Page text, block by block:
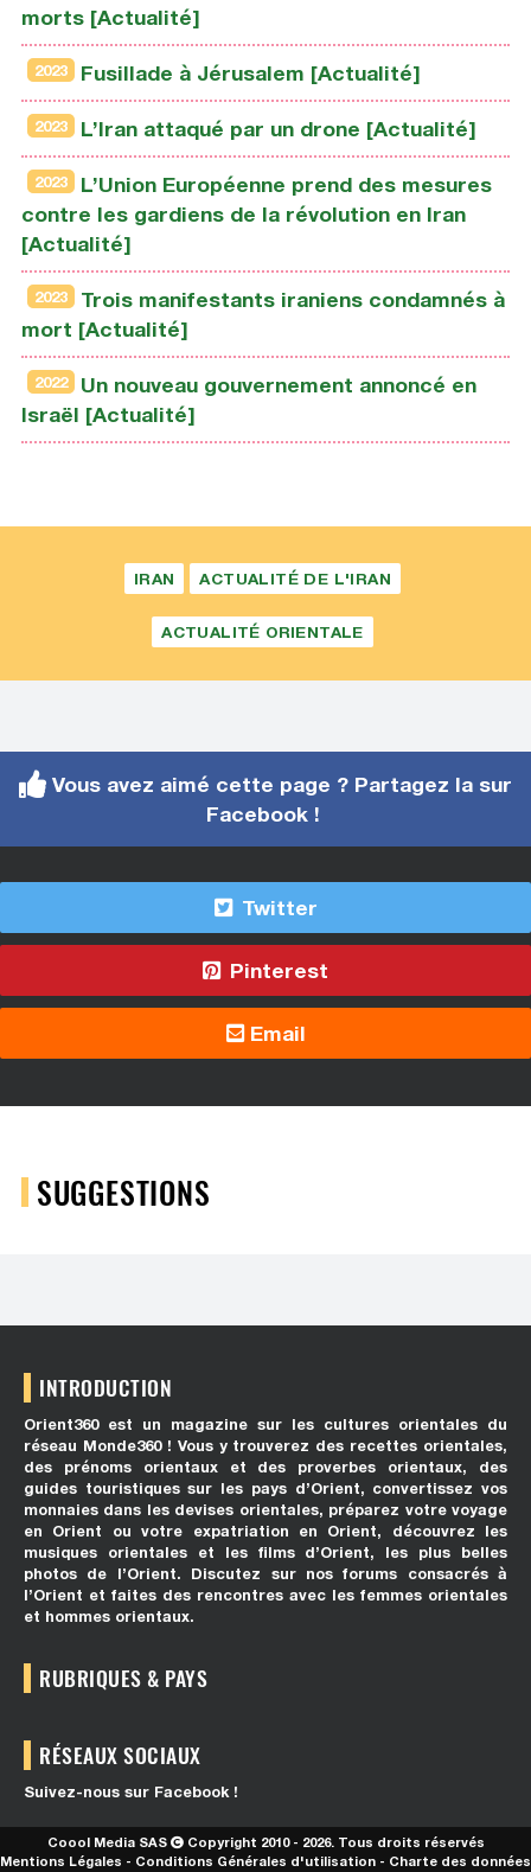
morts [Actualité]
2023 Fusillade à Jérusalem [Actualité]
2023 L’Iran attaqué par un drone [Actualité]
2023
L’Union Européenne prend des mesures
contre les gardiens de la révolution en Iran
[Actualité]
2023
Trois manifestants iraniens condamnés à
mort [Actualité]
2022
Un nouveau gouvernement annoncé en
Israël [Actualité]
IRAN ACTUALITÉ DE L'IRAN
ACTUALITÉ ORIENTALE
Vous avez aimé cette page ? Partagez la sur
Facebook !
Twitter
Pinterest
Email
SUGGESTIONS
INTRODUCTION
Orient360 est un magazine sur les cultures orientales du
réseau Monde360 ! Vous y trouverez des recettes orientales,
des prénoms orientaux et des proverbes orientaux, des
guides touristiques sur les pays d’Orient, convertissez vos
monnaies dans les devises orientales, préparez votre voyage
en Orient ou votre expatriation en Orient, découvrez les
musiques orientales et les films d’Orient, les plus belles
photos de l’Orient. Discutez sur nos forums consacrés à
l’Orient et faites des rencontres avec les femmes orientales
et hommes orientaux.
RUBRIQUES & PAYS
RÉSEAUX SOCIAUX
Suivez-nous sur Facebook !
Coool Media SAS
Copyright 2010 - 2026. Tous droits réservés
Mentions Légales - Conditions Générales d'utilisation - Charte des données